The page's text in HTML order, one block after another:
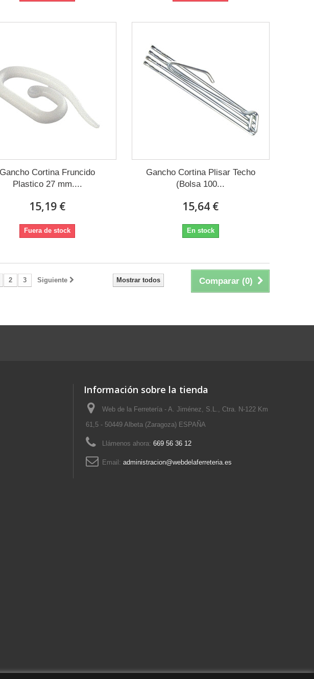
Gancho Cortina Fruncido
Plastico 27 mm....
15,19 €
Fuera de stock
Gancho Cortina Plisar Techo
(Bolsa 100...
15,64 €
En stock
Comparar (0)
Mostrar todos
2 3 Siguiente
Información sobre la tienda
Web de la Ferretería - A. Jiménez, S.L., Ctra. N-122 Km
61,5 - 50449 Albeta (Zaragoza) ESPAÑA
Llámenos ahora: 669 56 36 12
Email: administracion@webdelaferreteria.es